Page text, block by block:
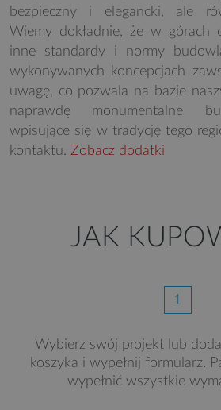
bezpieczny i elegancki, ale
Wiemy dokładnie, że w górach
inne standardy i normy
wykonywanych koncepcjach
uwagę, co pozwala na bazie
naprawdę monumentalne
wpisujące się w tradycję tego
kontaktu. Zobacz dodatki
JAK
1
Wybierz swój projekt lub
koszyka i wypełnij formularz.
wypełnić wszystkie